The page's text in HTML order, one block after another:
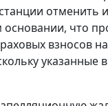
отменить
основании, что
взносов
указанные